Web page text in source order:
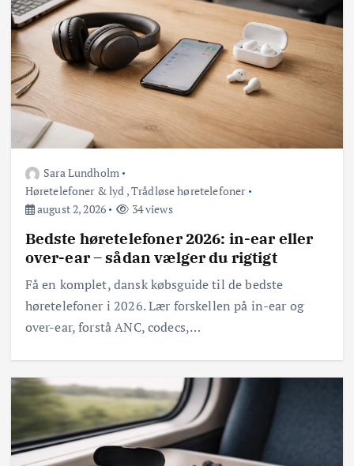
Sara Lundholm
Høretelefoner & lyd ,Trådløse høretelefoner
august 2, 2026
34 views
Bedste høretelefoner 2026: in-ear eller
over-ear – sådan vælger du rigtigt
Få en komplet, dansk købsguide til de bedste
høretelefoner i 2026. Lær forskellen på in-ear og
over-ear, forstå ANC, codecs,…